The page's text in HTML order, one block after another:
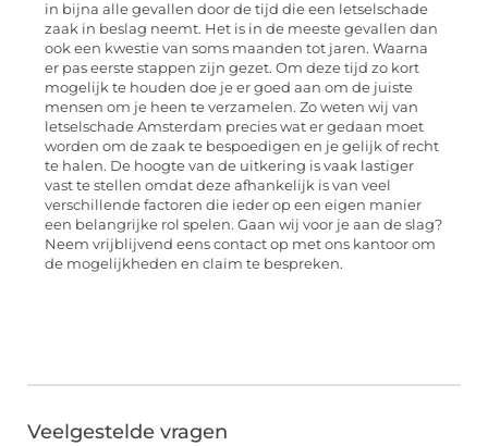
in bijna alle gevallen door de tijd die een letselschade
zaak in beslag neemt. Het is in de meeste gevallen dan
ook een kwestie van soms maanden tot jaren. Waarna
er pas eerste stappen zijn gezet. Om deze tijd zo kort
mogelijk te houden doe je er goed aan om de juiste
mensen om je heen te verzamelen. Zo weten wij van
letselschade Amsterdam precies wat er gedaan moet
worden om de zaak te bespoedigen en je gelijk of recht
te halen. De hoogte van de uitkering is vaak lastiger
vast te stellen omdat deze afhankelijk is van veel
verschillende factoren die ieder op een eigen manier
een belangrijke rol spelen. Gaan wij voor je aan de slag?
Neem vrijblijvend eens contact op met ons kantoor om
de mogelijkheden en claim te bespreken.
Veelgestelde vragen